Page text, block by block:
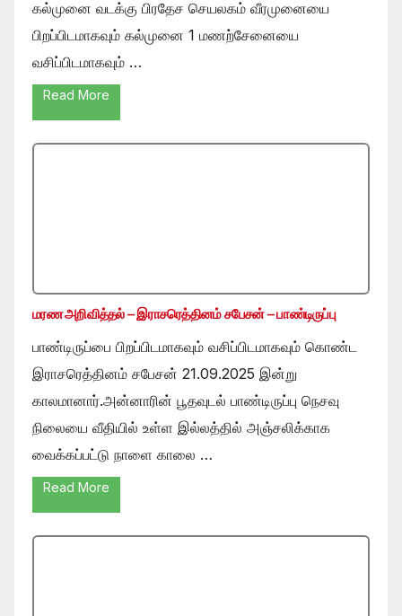
கல்முனை வடக்கு பிரதேச செயலகம் வீரமுனையை
பிறப்பிடமாகவும் கல்முனை 1 மணற்சேனையை
வசிப்பிடமாகவும் …
Read More
மரண அறிவித்தல் – இராசரெத்தினம் சபேசன் – பாண்டிருப்பு
பாண்டிருப்பை பிறப்பிடமாகவும் வசிப்பிடமாகவும் கொண்ட
இராசரெத்தினம் சபேசன் 21.09.2025 இன்று
காலமானார்.அன்னாரின் பூதவுடல் பாண்டிருப்பு நெசவு
நிலையை வீதியில் உள்ள இல்லத்தில் அஞ்சலிக்காக
வைக்கப்பட்டு நாளை காலை …
Read More